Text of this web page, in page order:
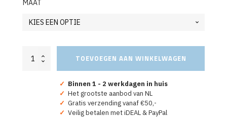
MAAT
Oranje
Koningsdag
TOEVOEGEN AAN WINKELWAGEN
✓ Binnen 1 - 2 werkdagen in huis
✓ Het grootste aanbod van NL
✓ Gratis verzending vanaf €50,-
✓ Veilig betalen met iDEAL & PayPal